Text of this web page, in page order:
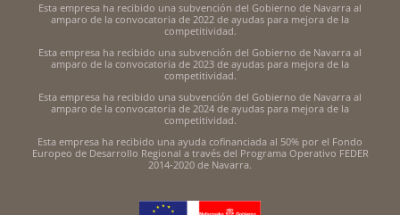
Esta empresa ha recibido una subvención del Gobierno de Navarra al
amparo de la convocatoria de 2022 de ayudas para mejora de la
competitividad.
Esta empresa ha recibido una subvención del Gobierno de Navarra al
amparo de la convocatoria de 2023 de ayudas para mejora de la
competitividad.
Esta empresa ha recibido una subvención del Gobierno de Navarra al
amparo de la convocatoria de 2024 de ayudas para mejora de la
competitividad.
Esta empresa ha recibido una ayuda cofinanciada al 50% por el Fondo
Europeo de Desarrollo Regional a través del Programa Operativo FEDER
2014-2020 de Navarra.